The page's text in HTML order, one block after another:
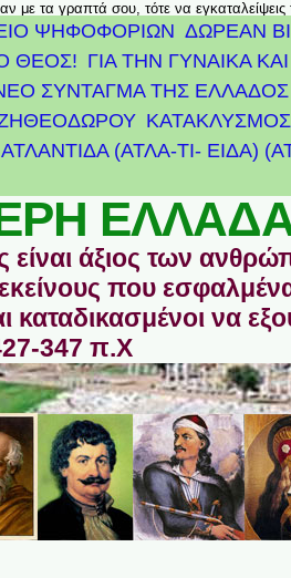
με τα γραπτά σου, τότε να
ΨΗΦΟΦΟΡΙΏΝ ΔΩΡΕΑΝ
ΘΕΟΣ! ΓΙΑ ΤΗΝ ΓΥΝΑΙΚΑ
ΣΥΝΤΑΓΜΑ ΤΗΣ ΕΛΛΑΔΟΣ
ΑΤΛΑΝΤΊΔΑ (ΑΤΛΑ-ΤΙ- ΕΙΔΑ)
είναι άξιος των
που
καταδικασμένοι να
347 π.Χ